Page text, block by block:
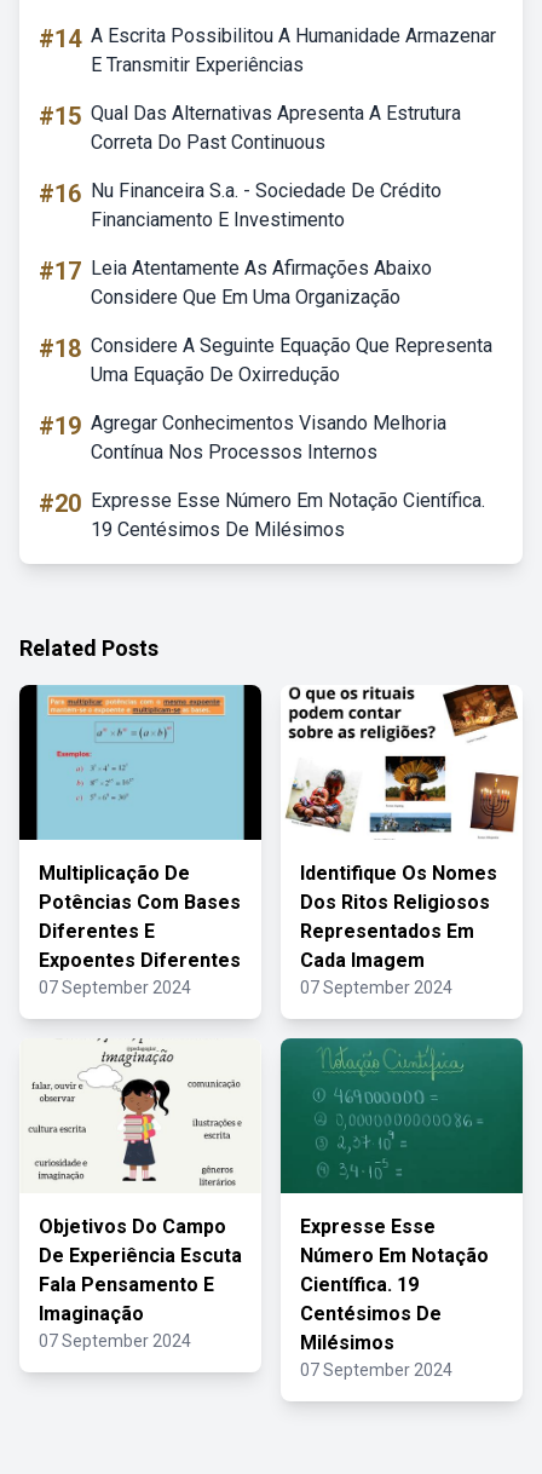
#14 A Escrita Possibilitou A Humanidade Armazenar
E Transmitir Experiências
#15 Qual Das Alternativas Apresenta A Estrutura
Correta Do Past Continuous
#16 Nu Financeira S.a. - Sociedade De Crédito
Financiamento E Investimento
#17 Leia Atentamente As Afirmações Abaixo
Considere Que Em Uma Organização
#18 Considere A Seguinte Equação Que Representa
Uma Equação De Oxirredução
#19 Agregar Conhecimentos Visando Melhoria
Contínua Nos Processos Internos
#20 Expresse Esse Número Em Notação Científica.
19 Centésimos De Milésimos
Related Posts
Multiplicação De
Potências Com Bases
Diferentes E
Expoentes Diferentes
07 September 2024
Identifique Os Nomes
Dos Ritos Religiosos
Representados Em
Cada Imagem
07 September 2024
Objetivos Do Campo
De Experiência Escuta
Fala Pensamento E
Imaginação
07 September 2024
Expresse Esse
Número Em Notação
Científica. 19
Centésimos De
Milésimos
07 September 2024